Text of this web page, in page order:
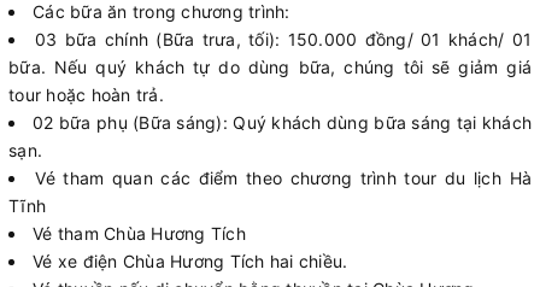
Các bữa ăn trong chương trình:
03 bữa chính (Bữa trưa, tối): 150.000 đồng/ 01 khách/ 01
bữa. Nếu quý khách tự do dùng bữa, chúng tôi sẽ giảm giá
tour hoặc hoàn trả.
02 bữa phụ (Bữa sáng): Quý khách dùng bữa sáng tại khách
sạn.
Vé tham quan các điểm theo chương trình tour du lịch Hà
Tĩnh
Vé tham Chùa Hương Tích
Vé xe điện Chùa Hương Tích hai chiều.